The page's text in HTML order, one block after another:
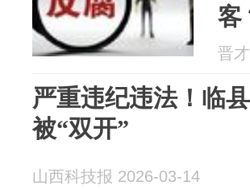
客
晋
严重违纪违法！临
被“双开”
山西科技报 2026-03-14